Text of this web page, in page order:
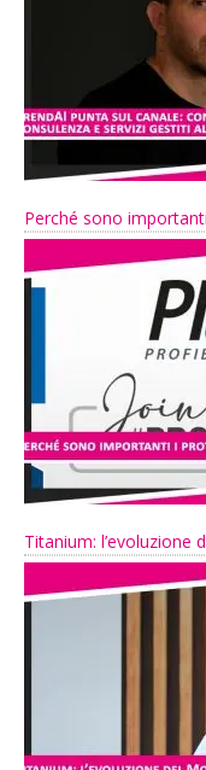
Perché sono
Titanium: l’evoluzione